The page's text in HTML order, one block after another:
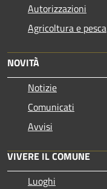
Autorizzazioni
Agricoltura e pesca
NOVITÀ
Notizie
Comunicati
Avvisi
VIVERE IL COMUNE
Luoghi